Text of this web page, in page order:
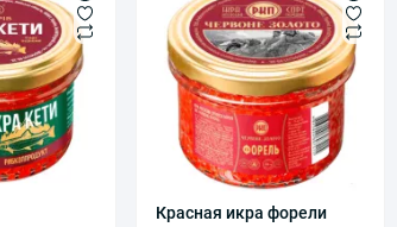
Красная икра форели